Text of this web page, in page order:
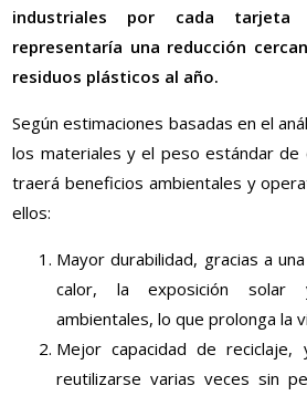
industriales por cada tarjeta
representaría una reducción
residuos plásticos al año.
Según estimaciones basadas en el
los materiales y el peso estándar de
traerá beneficios ambientales y
ellos:
Mayor durabilidad, gracias a
calor, la exposición solar
ambientales, lo que prolonga la
Mejor capacidad de
reutilizarse varias veces sin